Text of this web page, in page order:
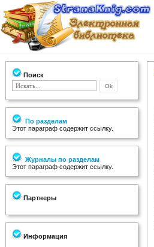
Поиск
По разделам
Этот параграф содержит ссылку.
Журналы по разделам
Этот параграф содержит ссылку.
Партнеры
Информация